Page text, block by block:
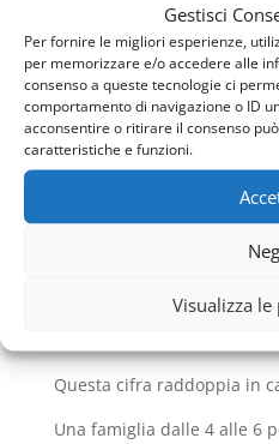
Gestisci
Per fornire le migliori esperienze,
per memorizzare e/o accedere alle
consenso a queste tecnologie ci
comportamento di navigazione o ID
acconsentire o ritirare il consenso
caratteristiche e funzioni.
Visualizza le
inoltre, come
della caldaia è subordinata
all’apertura del rubinetto
ulteriore vantaggio è il fatto
calda “infinita”, dato che
Invece, con il modello
l’acqua calda nel
certo periodo di tempo
dimensioni
giornaliero d’acqua di una
Questa cifra raddoppia in
Una famiglia dalle 4 alle 6